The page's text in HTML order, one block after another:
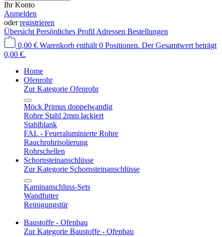
Ihr Konto
Anmelden
oderregistrieren
Übersicht Persönliches Profil Adressen Bestellungen
0,00 € Warenkorb enthält 0 Positionen. Der Gesamtwert beträgt
0,00 €.
Home
Ofenrohr
Zur Kategorie Ofenrohr
Möck Primus doppelwandig
Rohre Stahl 2mm lackiert
Stahlblank
FAL - Feueraluminierte Rohre
Rauchrohrisolierung
Rohrschellen
Schornsteinanschlüsse
Zur Kategorie Schornsteinanschlüsse
Kaminanschluss-Sets
Wandfutter
Reinigungstür
Baustoffe - Ofenbau
Zur Kategorie Baustoffe - Ofenbau